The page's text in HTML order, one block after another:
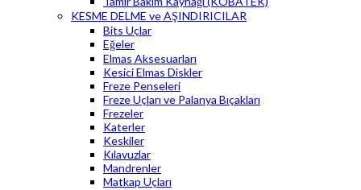
KESME DELME ve AŞINDIRICILAR
Bits Uçlar
Eğeler
Elmas Aksesuarları
Kesici Elmas Diskler
Freze Penseleri
Freze Uçları ve Palanya Bıçakları
Frezeler
Katerler
Keskiler
Kılavuzlar
Mandrenler
Matkap Uçları